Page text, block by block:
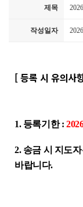
제목
작성일자
[ 등록 시 유의사
1. 등록기한:
2. 송금 시 지도
바랍니다.